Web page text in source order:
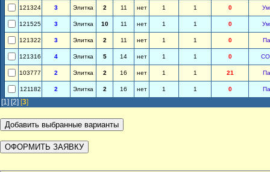
121324 3 Элитка 2 11 нет 1 1 0
121525 3 Элитка 10 11 нет 1 1 0
121322 3 Элитка 2 11 нет 1 1 0
121316 4 Элитка 5 14 нет 1 1 0
103777 2 Элитка 2 16 нет 1 1 21
121182 2 Элитка 2 16 нет 1 1 0
[1] [2] [3]